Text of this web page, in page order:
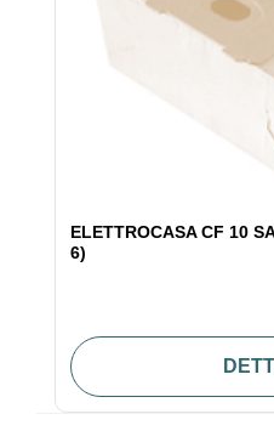
ELETTROCASA CF 10
6)